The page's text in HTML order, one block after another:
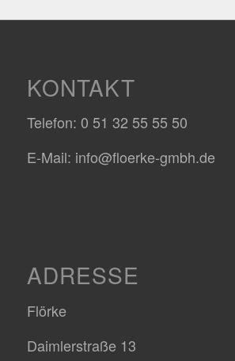
KONTAKT
Telefon: 0 51 32 55 55 50
E-Mail: info@floerke-gmbh.de
ADRESSE
Flörke
Daimlerstraße 13